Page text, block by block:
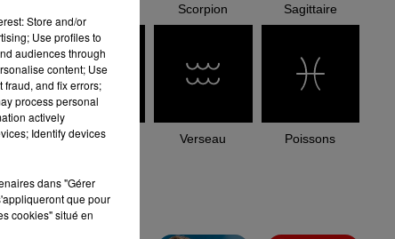
Scorpion Sagittaire
Capricorne Verseau Poissons
le top
Store and/or
Use profiles to
audiences through
content; Use
fraud, and fix errors;
process personal
actively
Identify devices
dans "Gérer
que pour
cookies" situé en